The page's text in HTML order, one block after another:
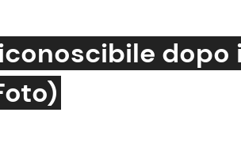
Benessere
dopo